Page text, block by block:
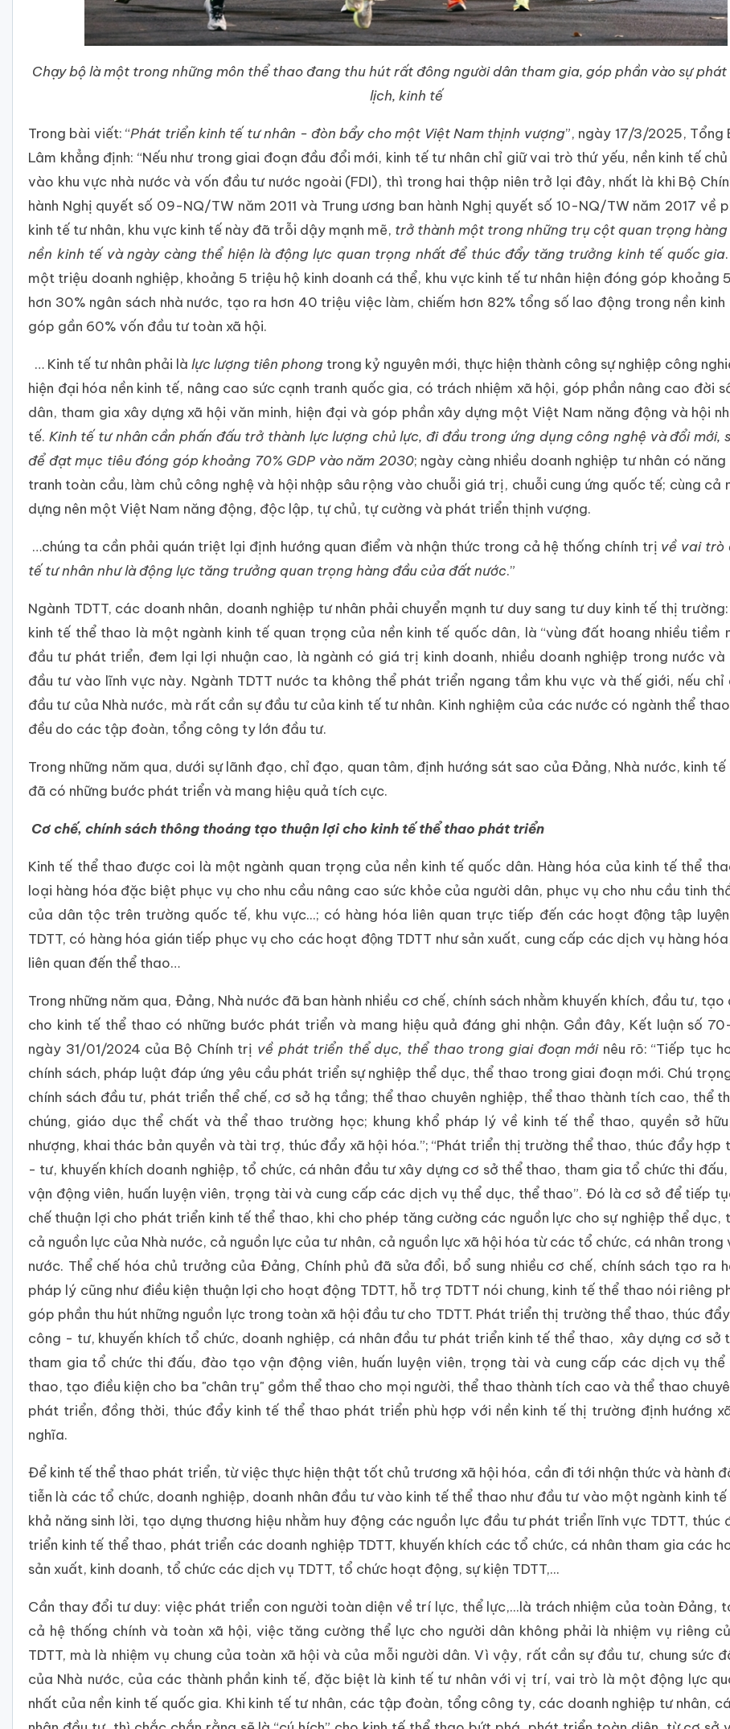
Chạy bộ là một trong những môn thể thao đang thu hút rất đông người dân tham gia, góp phần vào sự
lịch, kinh tế
Trong bài viết: “Phát triển kinh tế tư nhân - đòn bẩy cho một Việt Nam thịnh vượng”, ngày 17/3/2025, Tổng
Lâm khẳng định: “Nếu như trong giai đoạn đầu đổi mới, kinh tế tư nhân chỉ giữ vai trò thứ yếu, nền kinh tế
vào khu vực nhà nước và vốn đầu tư nước ngoài (FDI), thì trong hai thập niên trở lại đây, nhất là khi Bộ
hành Nghị quyết số 09-NQ/TW năm 2011 và Trung ương ban hành Nghị quyết số 10-NQ/TW năm 2017 về
kinh tế tư nhân, khu vực kinh tế này đã trỗi dậy mạnh mẽ, trở thành một trong những trụ cột quan trọng
nền kinh tế và ngày càng thể hiện là động lực quan trọng nhất để thúc đẩy tăng trưởng kinh tế quốc gia
một triệu doanh nghiệp, khoảng 5 triệu hộ kinh doanh cá thể, khu vực kinh tế tư nhân hiện đóng góp khoảng
hơn 30% ngân sách nhà nước, tạo ra hơn 40 triệu việc làm, chiếm hơn 82% tổng số lao động trong nền
góp gần 60% vốn đầu tư toàn xã hội.
… Kinh tế tư nhân phải làlực lượng tiên phong trong kỷ nguyên mới, thực hiện thành công sự nghiệp công
hiện đại hóa nền kinh tế, nâng cao sức cạnh tranh quốc gia, có trách nhiệm xã hội, góp phần nâng cao đời
dân, tham gia xây dựng xã hội văn minh, hiện đại và góp phần xây dựng một Việt Nam năng động và hội
tế. Kinh tế tư nhân cần phấn đấu trở thành lực lượng chủ lực, đi đầu trong ứng dụng công nghệ và đổi mới,
để đạt mục tiêu đóng góp khoảng 70% GDP vào năm 2030; ngày càng nhiều doanh nghiệp tư nhân có năng
tranh toàn cầu, làm chủ công nghệ và hội nhập sâu rộng vào chuỗi giá trị, chuỗi cung ứng quốc tế; cùng cả
dựng nên một Việt Nam năng động, độc lập, tự chủ, tự cường và phát triển thịnh vượng.
…chúng ta cần phải quán triệt lại định hướng quan điểm và nhận thức trong cả hệ thống chính trị về vai trò
tế tư nhân như là động lực tăng trưởng quan trọng hàng đầu của đất nước.”
Ngành TDTT, các doanh nhân, doanh nghiệp tư nhân phải chuyển mạnh tư duy sang tư duy kinh tế thị
kinh tế thể thao là một ngành kinh tế quan trọng của nền kinh tế quốc dân, là “vùng đất hoang nhiều tiềm
đầu tư phát triển, đem lại lợi nhuận cao, là ngành có giá trị kinh doanh, nhiều doanh nghiệp trong nước
đầu tư vào lĩnh vực này. Ngành TDTT nước ta không thể phát triển ngang tầm khu vực và thế giới, nếu chỉ
đầu tư của Nhà nước, mà rất cần sự đầu tư của kinh tế tư nhân. Kinh nghiệm của các nước có ngành thể
đều do các tập đoàn, tổng công ty lớn đầu tư.
Trong những năm qua, dưới sự lãnh đạo, chỉ đạo, quan tâm, định hướng sát sao của Đảng, Nhà nước, kinh
đã có những bước phát triển và mang hiệu quả tích cực.
Cơ chế, chính sách thông thoáng tạo thuận lợi cho kinh tế thể thao phát triển
Kinh tế thể thao được coi là một ngành quan trọng của nền kinh tế quốc dân. Hàng hóa của kinh tế thể
loại hàng hóa đặc biệt phục vụ cho nhu cầu nâng cao sức khỏe của người dân, phục vụ cho nhu cầu tinh
của dân tộc trên trường quốc tế, khu vực...; có hàng hóa liên quan trực tiếp đến các hoạt động tập
TDTT, có hàng hóa gián tiếp phục vụ cho các hoạt động TDTT như sản xuất, cung cấp các dịch vụ hàng
liên quan đến thể thao…
Trong những năm qua, Đảng, Nhà nước đã ban hành nhiều cơ chế, chính sách nhằm khuyến khích, đầu tư, tạo
cho kinh tế thể thao có những bước phát triển và mang hiệu quả đáng ghi nhận. Gần đây, Kết luận số
ngày 31/01/2024 của Bộ Chính trị về phát triển thể dục, thể thao trong giai đoạn mớinêu rõ: “Tiếp tục
chính sách, pháp luật đáp ứng yêu cầu phát triển sự nghiệp thể dục, thể thao trong giai đoạn mới. Chú
chính sách đầu tư, phát triển thể chế, cơ sở hạ tầng; thể thao chuyên nghiệp, thể thao thành tích cao, thể
chúng, giáo dục thể chất và thể thao trường học; khung khổ pháp lý về kinh tế thể thao, quyền sở
nhượng, khai thác bản quyền và tài trợ, thúc đẩy xã hội hóa.”; “Phát triển thị trường thể thao, thúc đẩy hợp
- tư, khuyến khích doanh nghiệp, tổ chức, cá nhân đầu tư xây dựng cơ sở thể thao, tham gia tổ chức thi
vận động viên, huấn luyện viên, trọng tài và cung cấp các dịch vụ thể dục, thể thao”. Đó là cơ sở để tiếp
chế thuận lợi cho phát triển kinh tế thể thao, khi cho phép tăng cường các nguồn lực cho sự nghiệp thể dục,
cả nguồn lực của Nhà nước, cả nguồn lực của tư nhân, cả nguồn lực xã hội hóa từ các tổ chức, cá nhân trong
nước. Thể chế hóa chủ trưởng của Đảng, Chính phủ đã sửa đổi, bổ sung nhiều cơ chế, chính sách tạo ra
pháp lý cũng như điều kiện thuận lợi cho hoạt động TDTT, hỗ trợ TDTT nói chung, kinh tế thể thao nói riêng
góp phần thu hút những nguồn lực trong toàn xã hội đầu tư cho TDTT. Phát triển thị trường thể thao, thúc
công - tư, khuyến khích tổ chức, doanh nghiệp, cá nhân đầu tư phát triển kinh tế thể thao, xây dựng cơ sở
tham gia tổ chức thi đấu, đào tạo vận động viên, huấn luyện viên, trọng tài và cung cấp các dịch vụ thể
thao, tạo điều kiện cho ba "chân trụ" gồm thể thao cho mọi người, thể thao thành tích cao và thể thao
phát triển, đồng thời, thúc đẩy kinh tế thể thao phát triển phù hợp với nền kinh tế thị trường định hướng
nghĩa.
Để kinh tế thể thao phát triển, từ việc thực hiện thật tốt chủ trương xã hội hóa, cần đi tới nhận thức và hành
tiễn là các tổ chức, doanh nghiệp, doanh nhân đầu tư vào kinh tế thể thao như đầu tư vào một ngành kinh tế
khả năng sinh lời, tạo dựng thương hiệu nhằm huy động các nguồn lực đầu tư phát triển lĩnh vực TDTT, thúc
triển kinh tế thể thao, phát triển các doanh nghiệp TDTT, khuyến khích các tổ chức, cá nhân tham gia các
sản xuất, kinh doanh, tổ chức các dịch vụ TDTT, tổ chức hoạt động, sự kiện TDTT,...
Cần thay đổi tư duy: việc phát triển con người toàn diện về trí lực, thể lực,...là trách nhiệm của toàn Đảng,
cả hệ thống chính và toàn xã hội, việc tăng cường thể lực cho người dân không phải là nhiệm vụ riêng
TDTT, mà là nhiệm vụ chung của toàn xã hội và của mỗi người dân. Vì vậy, rất cần sự đầu tư, chung sức
của Nhà nước, của các thành phần kinh tế, đặc biệt là kinh tế tư nhân với vị trí, vai trò là một động lực
nhất của nền kinh tế quốc gia. Khi kinh tế tư nhân, các tập đoàn, tổng công ty, các doanh nghiệp tư nhân,